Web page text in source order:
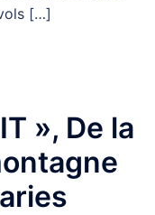
[…]
», De la